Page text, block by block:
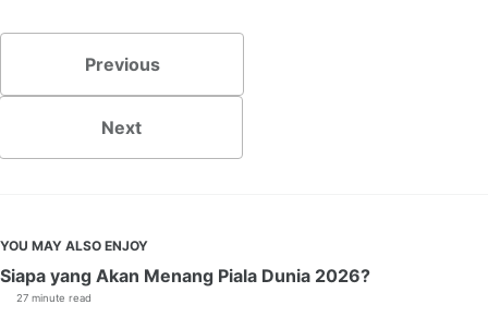
Previous
Next
YOU MAY ALSO ENJOY
Siapa yang Akan Menang Piala Dunia 2026?
27 minute read